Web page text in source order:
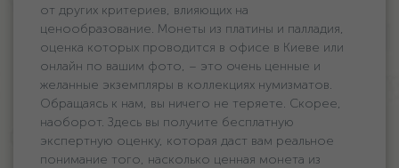
от других критериев, влияющих на
ценообразование. Монеты из платины и палладия,
оценка которых проводится в офисе в Киеве или
онлайн по вашим фото, – это очень ценные и
желанные экземпляры в коллекциях нумизматов.
Обращаясь к нам, вы ничего не теряете. Скорее,
наоборот. Здесь вы получите бесплатную
экспертную оценку, которая даст вам реальное
понимание того, насколько ценная монета из